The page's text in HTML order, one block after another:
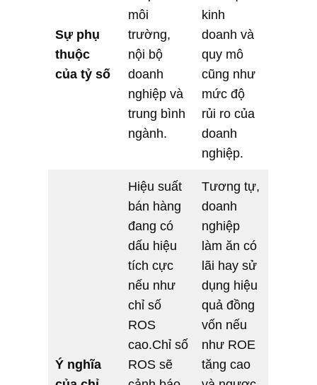
Sự phụ
thuộc
của tỷ số
môi
trường,
nội bộ
doanh
nghiệp và
trung bình
ngành.
kinh
doanh và
quy mô
cũng như
mức độ
rủi ro của
doanh
nghiệp.
Ý nghĩa
Hiệu suất
bán hàng
đang có
dấu hiệu
tích cực
nếu như
chỉ số
ROS
cao.Chỉ số
ROS sẽ
Tương tự,
doanh
nghiệp
làm ăn có
lãi hay sử
dụng hiệu
quả đồng
vốn nếu
như ROE
tăng cao